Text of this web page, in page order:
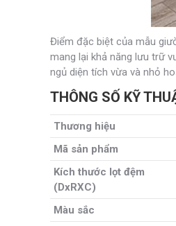
Điểm đặc biệt của mẫu
mang lại khả năng lưu trữ
ngủ diện tích vừa và nhỏ
THÔNG SỐ KỸ
Thương hiệu
Mã sản phẩm
Kích thước lọt đệm
(DxRXC)
Màu sắc